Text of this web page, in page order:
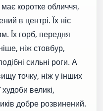
коротке обличчя,
в центрі. Їх ніс
Їх горб, передня
ніж стовбур,
сильні роги. А
точку, ніж у інших
великі,
добре розвинений.